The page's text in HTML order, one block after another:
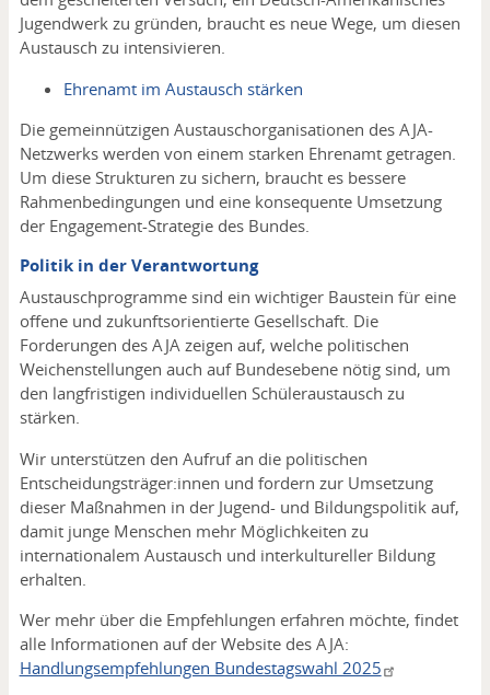
Jugendwerk zu gründen, braucht es neue Wege, um diesen
Austausch zu intensivieren.
Ehrenamt im Austausch stärken
Die gemeinnützigen Austauschorganisationen des AJA-
Netzwerks werden von einem starken Ehrenamt getragen.
Um diese Strukturen zu sichern, braucht es bessere
Rahmenbedingungen und eine konsequente Umsetzung
der Engagement-Strategie des Bundes.
Politik in der Verantwortung
Austauschprogramme sind ein wichtiger Baustein für eine
offene und zukunftsorientierte Gesellschaft. Die
Forderungen des AJA zeigen auf, welche politischen
Weichenstellungen auch auf Bundesebene nötig sind, um
den langfristigen individuellen Schüleraustausch zu
stärken.
Wir unterstützen den Aufruf an die politischen
Entscheidungsträger:innen und fordern zur Umsetzung
dieser Maßnahmen in der Jugend- und Bildungspolitik auf,
damit junge Menschen mehr Möglichkeiten zu
internationalem Austausch und interkultureller Bildung
erhalten.
Wer mehr über die Empfehlungen erfahren möchte, findet
alle Informationen auf der Website des AJA:
Handlungsempfehlungen Bundestagswahl 2025